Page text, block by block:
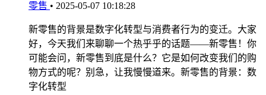
零售 • 2025-05-07 10:18:28
新零售的背景是数字化转型与消费者行为的变迁。大家
好，今天我们来聊聊一个热乎乎的话题——新零售！你
可能会问，新零售到底是什么？它是如何改变我们的购
物方式的呢？别急，让我慢慢道来。新零售的背景：数
字化转型